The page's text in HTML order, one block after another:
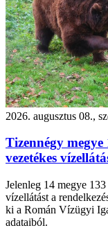
2026. augusztus 08.,
Tizennégy
vezetékes
Jelenleg 14 megye
vízellátást a
ki a Román Vízügyi
adataiból.